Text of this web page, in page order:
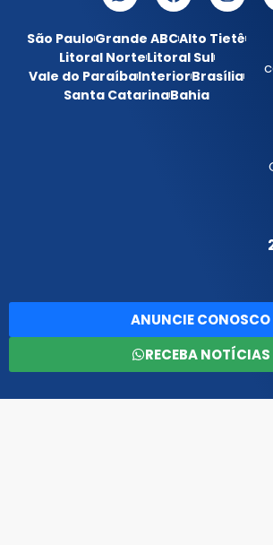
São PauloGrande ABCAlto Tietê
Litoral NorteLitoral Sul
Vale do ParaíbaInteriorBrasília
Santa CatarinaBahia
ANUNCIE CONOSCO
RECEBA NOTÍCIAS